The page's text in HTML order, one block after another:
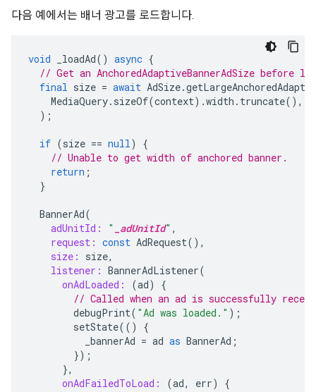
다음 예에서는 배너 광고를 로드합니다.
void _loadAd() async {
// Get an AnchoredAdaptiveBannerAdSize before
final size = await AdSize.
MediaQuery. sizeOf(context).width . truncate(),
);
if (size == null)
{
// Unable to get width of anchored banner.
return ;
}
BannerAd(
adUnitId:
" _adUnitId" ,
request: const AdRequest(),
size:
size,
listener: BannerAdListener(
onAdLoaded:
(ad)
{
// Called when an ad is successfully
debugPrint( "Ad was loaded." );
setState(()
{
_bannerAd = ad as BannerAd ;
});
},
onAdFailedToLoad:
(ad, err)
{